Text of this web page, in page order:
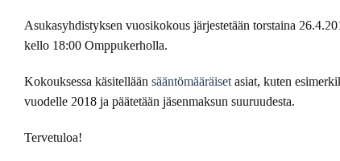
Asukasyhdistyksen vuosikokous järjestetään torstaina
kello 18:00 Omppukerholla.
Kokouksessa käsitellään sääntömääräiset asiat, kuten
vuodelle 2018 ja päätetään jäsenmaksun suuruudesta.
Tervetuloa!